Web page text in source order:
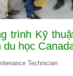
trình Kỹ
du học
Technician